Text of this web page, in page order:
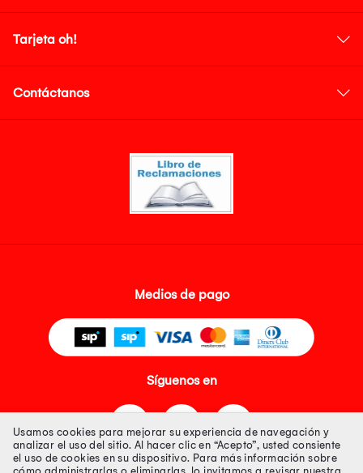
Tarjeta oh!
Contáctanos
Medios de pago
Síguenos en
Usamos cookies para mejorar su experiencia de navegación y
analizar el uso del sitio. Al hacer clic en “Acepto”, usted consiente
el uso de cookies en su dispositivo. Para más información sobre